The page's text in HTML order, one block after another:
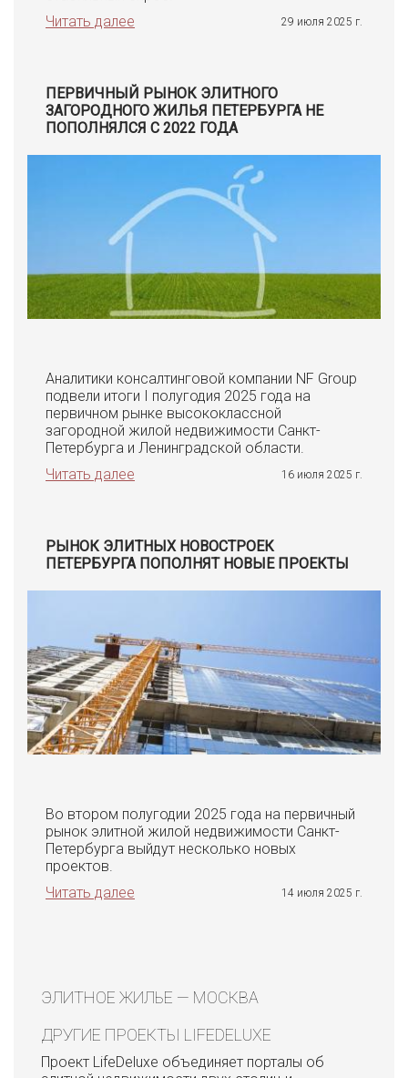
Читать далее
29 июля 2025 г.
ПЕРВИЧНЫЙ РЫНОК ЭЛИТНОГО
ЗАГОРОДНОГО ЖИЛЬЯ ПЕТЕРБУРГА НЕ
ПОПОЛНЯЛСЯ С 2022 ГОДА
Аналитики консалтинговой компании NF Group
подвели итоги I полугодия 2025 года на
первичном рынке высококлассной
загородной жилой недвижимости Санкт-
Петербурга и Ленинградской области.
Читать далее
16 июля 2025 г.
РЫНОК ЭЛИТНЫХ НОВОСТРОЕК
ПЕТЕРБУРГА ПОПОЛНЯТ НОВЫЕ ПРОЕКТЫ
Во втором полугодии 2025 года на первичный
рынок элитной жилой недвижимости Санкт-
Петербурга выйдут несколько новых
проектов.
Читать далее
14 июля 2025 г.
ЭЛИТНОЕ ЖИЛЬЕ — МОСКВА
ДРУГИЕ ПРОЕКТЫ LIFEDELUXE
Проект LifeDeluxe объединяет порталы об